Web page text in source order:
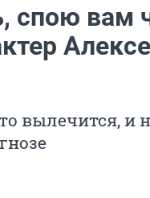
спою вам
вылечится, и